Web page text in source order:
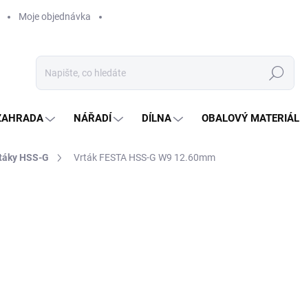
Moje objednávka
Hledat
NÁŘADÍ DÍLNA OBALOVÝ MATERIÁL
HSS-G Vrták FESTA HSS-G W9 12.60mm